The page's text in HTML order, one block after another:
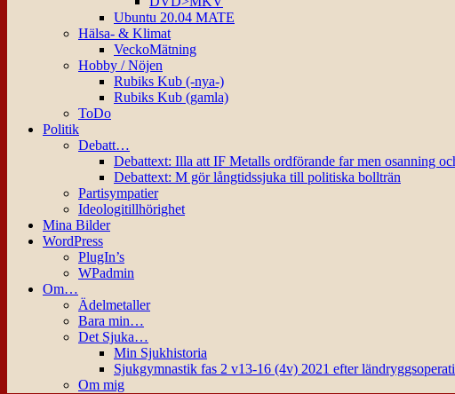
Ubuntu 20.04 MATE
Hälsa- & Klimat
VeckoMätning
Hobby / Nöjen
Rubiks Kub (-nya-)
Rubiks Kub (gamla)
ToDo
Politik
Debatt…
Debattext: Illa att IF Metalls ordförande far men osanning
Debattext: M gör långtidssjuka till politiska bollträn
Partisympatier
Ideologitillhörighet
Mina Bilder
WordPress
PlugIn’s
WPadmin
Om…
Ädelmetaller
Bara min…
Det Sjuka…
Min Sjukhistoria
Sjukgymnastik fas 2 v13-16 (4v) 2021 efter
Om mig